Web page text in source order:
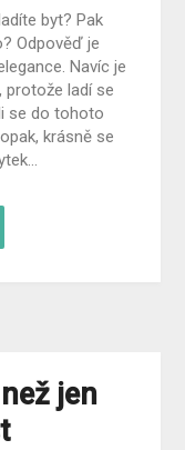
byt? Pak
Odpověď je
Navíc je
protože ladí se
se do tohoto
krásně se
jen